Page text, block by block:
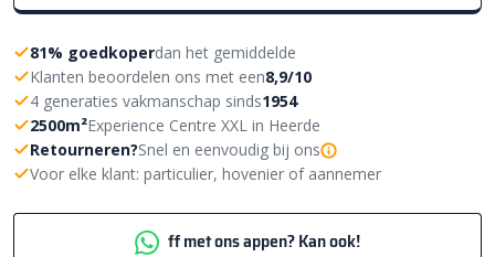
81% goedkoperdan het gemiddelde
Klanten beoordelen ons met een8,9/10
4 generaties vakmanschap sinds1954
2500m²Experience Centre XXL in Heerde
Retourneren?Snel en eenvoudig bij ons
Voor elke klant: particulier, hovenier of aannemer
ff met ons appen? Kan ook!